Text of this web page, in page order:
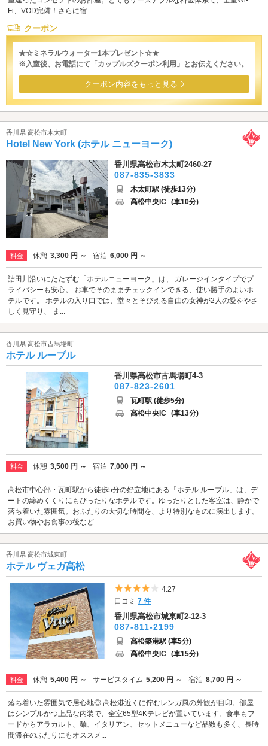
Fi、VOD完備！さらに宿...
クーポン
★☆ミネラルウォーター1本プレゼント☆★
※入室後、お電話にて「カップルズクーポン利用」とお伝えください。
クーポン内容をもっと見る
香川県 高松市木太町
Hotel New York (ホテル ニューヨーク)
香川県高松市木太町2460-27
087-835-3833
木太町駅 (徒歩13分)
高松中央IC (車10分)
料金 休憩 3,300 円 ～ 宿泊 6,000 円 ～
詰田川沿いにたたずむ「ホテルニューヨーク」は、 ガレージインタイプでプ
ライバシーも安心。 お車でそのままチェックインできる、使い勝手のよいホ
テルです。 ホテルの入り口では、堂々とそびえる自由の女神が2人の愛をやさ
しく見守り、 ま...
香川県 高松市古馬場町
ホテル ルーブル
香川県高松市古馬場町4-3
087-823-2601
瓦町駅 (徒歩5分)
高松中央IC (車13分)
料金 休憩 3,500 円 ～ 宿泊 7,000 円 ～
高松市中心部・瓦町駅から徒歩5分の好立地にある「ホテル ルーブル」は、デ
ートの締めくくりにもぴったりなホテルです。ゆったりとした客室は、静かで
落ち着いた雰囲気。おふたりの大切な時間を、より特別なものに演出します。
お買い物やお食事の後など...
香川県 高松市城東町
ホテル ヴェガ高松
5つ星のうち4
4.27
口コミ7 件
香川県高松市城東町2-12-3
087-811-2199
高松築港駅 (車5分)
高松中央IC (車15分)
料金 休憩 5,400 円 ～ サービスタイム 5,200 円 ～ 宿泊 8,700 円 ～
落ち着いた雰囲気で居心地◎ 高松港近くに佇むレンガ風の外観が目印。部屋
はシンプルかつ上品な内装で、全室65型4Kテレビが置いています。食事もフ
ードからアラカルト、麺、イタリアン、セットメニューなど品数も多く、長時
間滞在のふたりにもオススメ...